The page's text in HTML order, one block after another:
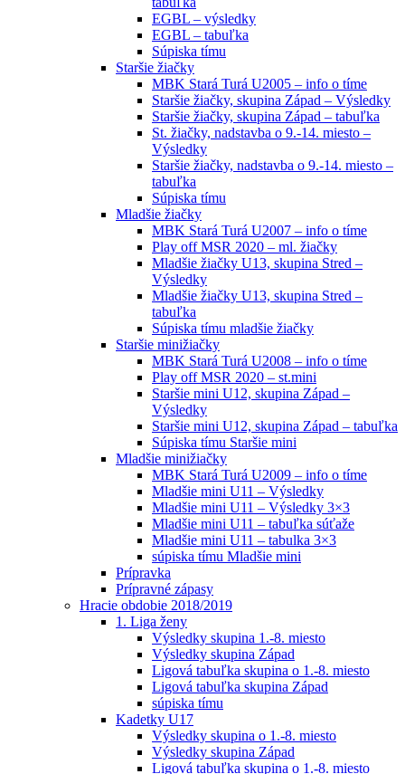
EGBL – výsledky
EGBL – tabuľka
Súpiska tímu
Staršie žiačky
MBK Stará Turá U2005 – info o tíme
Staršie žiačky, skupina Západ – Výsledky
Staršie žiačky, skupina Západ – tabuľka
St. žiačky, nadstavba o 9.-14. miesto –
Výsledky
Staršie žiačky, nadstavba o 9.-14. miesto –
tabuľka
Súpiska tímu
Mladšie žiačky
MBK Stará Turá U2007 – info o tíme
Play off MSR 2020 – ml. žiačky
Mladšie žiačky U13, skupina Stred –
Výsledky
Mladšie žiačky U13, skupina Stred –
tabuľka
Súpiska tímu mladšie žiačky
Staršie minižiačky
MBK Stará Turá U2008 – info o tíme
Play off MSR 2020 – st.mini
Staršie mini U12, skupina Západ –
Výsledky
Staršie mini U12, skupina Západ – tabuľka
Súpiska tímu Staršie mini
Mladšie minižiačky
MBK Stará Turá U2009 – info o tíme
Mladšie mini U11 – Výsledky
Mladšie mini U11 – Výsledky 3×3
Mladšie mini U11 – tabuľka súťaže
Mladšie mini U11 – tabulka 3×3
súpiska tímu Mladšie mini
Prípravka
Prípravné zápasy
Hracie obdobie 2018/2019
1. Liga ženy
Výsledky skupina 1.-8. miesto
Výsledky skupina Západ
Ligová tabuľka skupina o 1.-8. miesto
Ligová tabuľka skupina Západ
súpiska tímu
Kadetky U17
Výsledky skupina o 1.-8. miesto
Výsledky skupina Západ
Ligová tabuľka skupina o 1.-8. miesto